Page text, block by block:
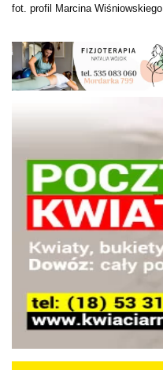
fot. profil Marcina Wiśniowskiego